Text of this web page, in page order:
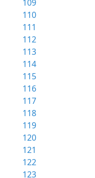
109
110
111
112
113
114
115
116
117
118
119
120
121
122
123